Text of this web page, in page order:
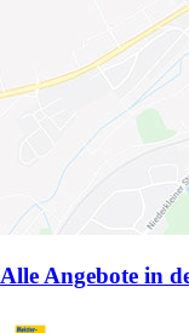
Alle Angebote in